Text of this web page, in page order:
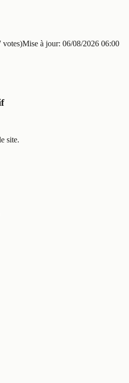
votes)Mise à jour: 06/08/2026 06:00
site.